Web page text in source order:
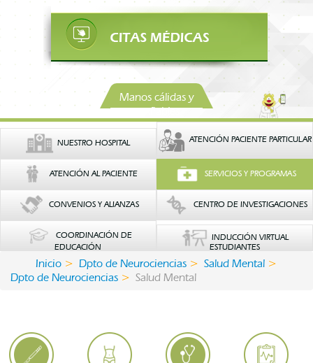
Manos cálidas y
confiables
NUESTRO HOSPITAL ATENCIÓN PACIENTE PARTICULAR
ATENCIÓN AL PACIENTE SERVICIOS Y PROGRAMAS
CONVENIOS Y ALIANZAS CENTRO DE INVESTIGACIONES
COORDINACIÓN DE
EDUCACIÓN
INDUCCIÓN VIRTUAL
ESTUDIANTES
Inicio Dpto de Neurociencias
Salud Mental
Dpto de Neurociencias
Salud Mental